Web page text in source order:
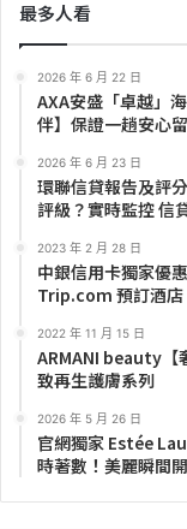
最多人看
2026 年 6 月 22 日
AXA安盛「卓越」
伴】保證一趟安心
2026 年 6 月 23 日
環聯信貸報告及評
評級？實時監控 信
2023 年 2 月 28 日
中銀信用卡獨家優
Trip.com 預訂酒店
2022 年 11 月 15 日
ARMANI beauty【
致再生護膚系列
2026 年 5 月 26 日
官網獨家 Estée
時著數！美麗瞬間